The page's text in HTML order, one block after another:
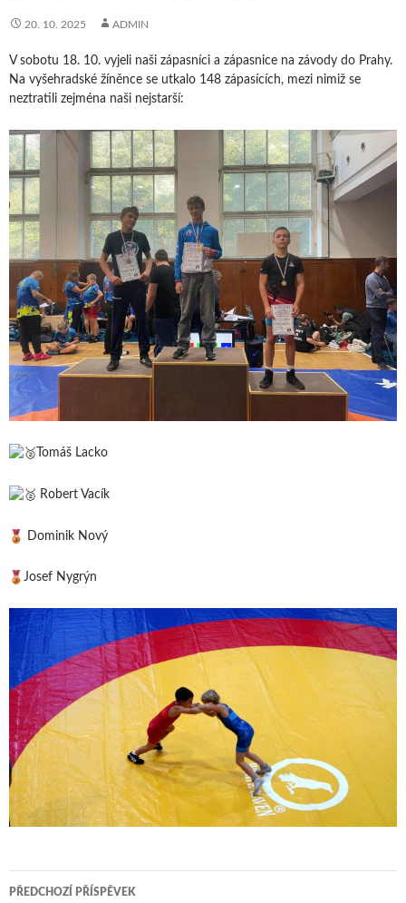
20. 10. 2025 ADMIN
V sobotu 18. 10. vyjeli naši zápasníci a zápasnice na závody do Prahy.
Na vyšehradské žíněnce se utkalo 148 zápasících, mezi nimiž se
neztratili zejména naši nejstarší:
Tomáš Lacko
Robert Vacík
Dominik Nový
Josef Nygrýn
Navigace
PŘEDCHOZÍ PŘÍSPĚVEK